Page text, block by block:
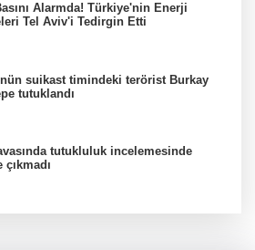
Alarmda! Türkiye'nin Enerji
Tel Aviv'i Tedirgin Etti
suikast timindeki terörist Burkay
tutuklandı
tutukluluk incelemesinde